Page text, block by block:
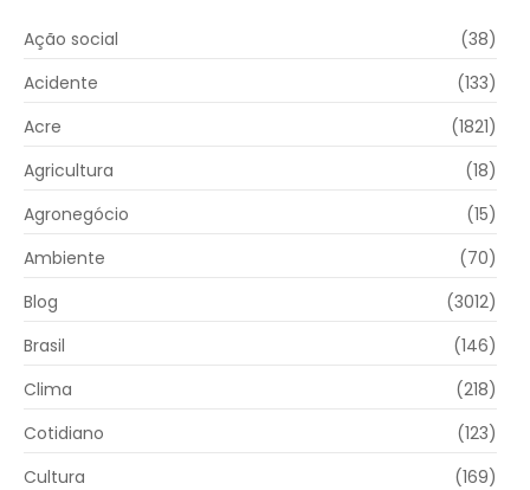
Ação social
(38)
Acidente
(133)
Acre
(1821)
Agricultura
(18)
Agronegócio
(15)
Ambiente
(70)
Blog
(3012)
Brasil
(146)
Clima
(218)
Cotidiano
(123)
Cultura
(169)